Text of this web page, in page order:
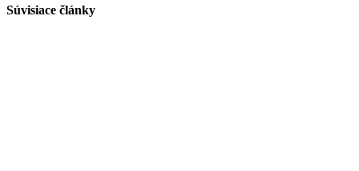
Súvisiace články